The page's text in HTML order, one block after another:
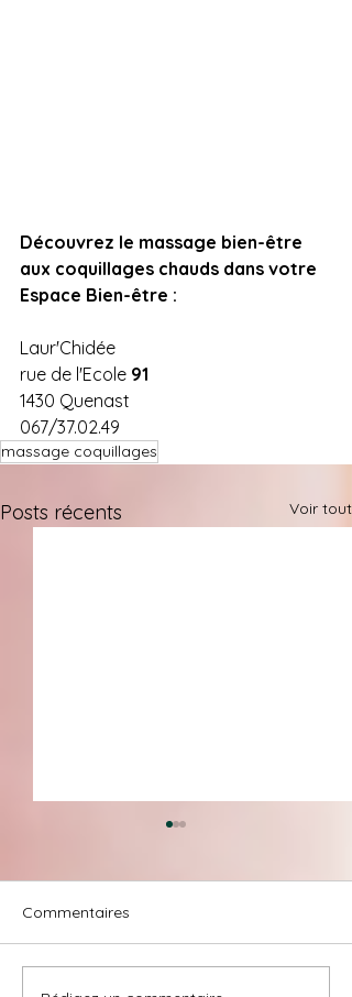
Découvrez le massage bien-être
aux coquillages chauds dans votre
Espace Bien-être :
Laur'Chidée
rue de l'Ecole 91
1430 Quenast
067/37.02.49
massage coquillages
Posts récents Voir tout
Commentaires